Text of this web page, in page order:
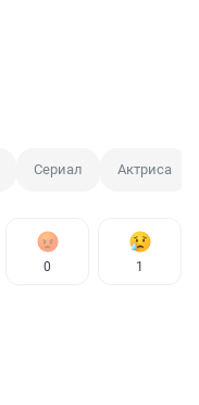
Сериал Актриса
0 1